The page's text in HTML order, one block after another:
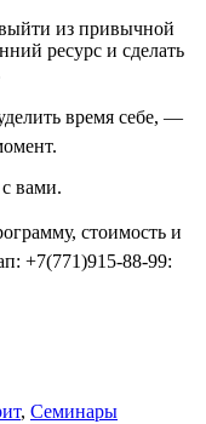
из привычной
ресурс и сделать
время себе, —
вами.
стоимость и
+7(771)915-88-99:
, Семинары